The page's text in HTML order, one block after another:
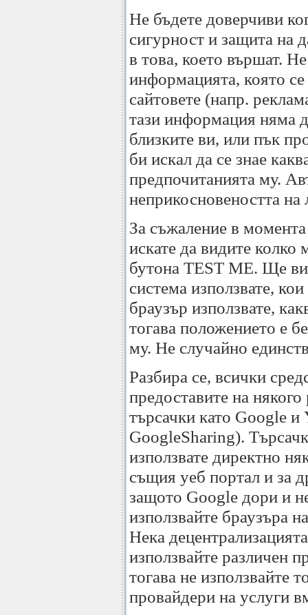
Не бъдете доверчиви
сигурност и защита на
в това, което вършат.
информацията, която
сайтовете (напр.
тази информация няма
близките ви, или пък
би искал да се знае
предпочитанията му.
неприкосновеността на
За съжаление в
искате да видите
бутона TEST ME. Ще
система използвате,
браузър използвате,
тогава положението е
му. Не случайно
Разбира се, всички
предоставите на
търсачки като Google
GoogleSharing).
използвате директно
същия уеб портал и за
защото Google дори и
използвайте браузъра
Нека
използвайте различен
тогава не използвайте
провайдери на услуги